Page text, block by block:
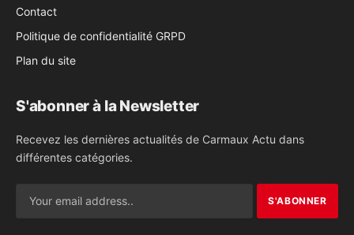
Contact
Politique de confidentialité GRPD
Plan du site
S'abonner à la Newsletter
Recevez les dernières actualités de Carmaux Actu dans
différentes catégories.